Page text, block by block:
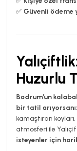
✅ Güvenli ödeme
Huzurlu
Bodrum’un
bir tatil
kamaştıran
atmosferi ile
isteyenler için